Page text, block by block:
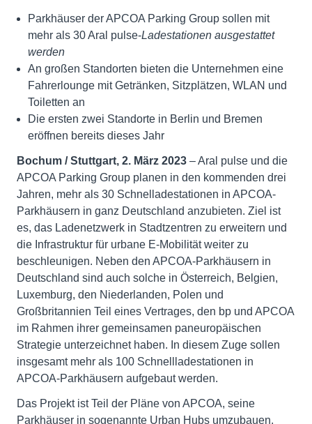
Parkhäuser der APCOA Parking Group sollen mit
mehr als 30 Aral pulse-Ladestationen ausgestattet
werden
An großen Standorten bieten die Unternehmen eine
Fahrerlounge mit Getränken, Sitzplätzen, WLAN und
Toiletten an
Die ersten zwei Standorte in Berlin und Bremen
eröffnen bereits dieses Jahr
Bochum / Stuttgart, 2. März 2023 – Aral pulse und die
APCOA Parking Group planen in den kommenden drei
Jahren, mehr als 30 Schnelladestationen in APCOA-
Parkhäusern in ganz Deutschland anzubieten. Ziel ist
es, das Ladenetzwerk in Stadtzentren zu erweitern und
die Infrastruktur für urbane E-Mobilität weiter zu
beschleunigen. Neben den APCOA-Parkhäusern in
Deutschland sind auch solche in Österreich, Belgien,
Luxemburg, den Niederlanden, Polen und
Großbritannien Teil eines Vertrages, den bp und APCOA
im Rahmen ihrer gemeinsamen paneuropäischen
Strategie unterzeichnet haben. In diesem Zuge sollen
insgesamt mehr als 100 Schnellladestationen in
APCOA-Parkhäusern aufgebaut werden.
Das Projekt ist Teil der Pläne von APCOA, seine
Parkhäuser in sogenannte Urban Hubs umzubauen.